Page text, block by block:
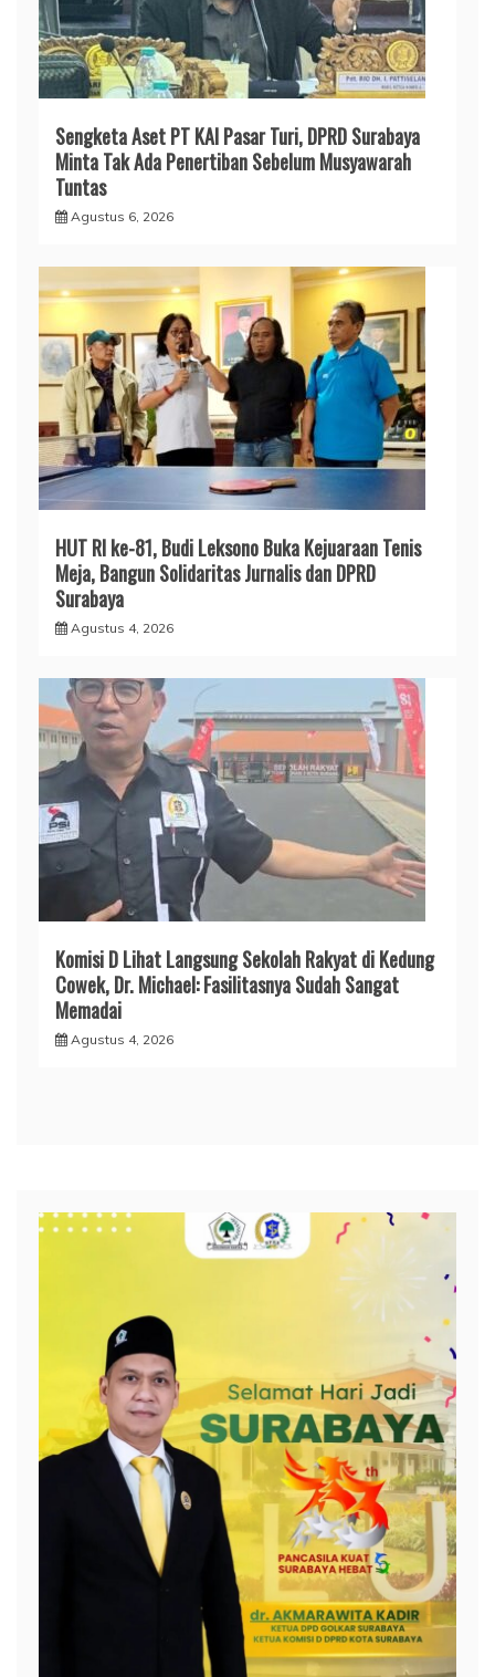
Sengketa Aset PT KAI Pasar Turi, DPRD Surabaya
Minta Tak Ada Penertiban Sebelum Musyawarah
Tuntas
Agustus 6, 2026
HUT RI ke-81, Budi Leksono Buka Kejuaraan Tenis
Meja, Bangun Solidaritas Jurnalis dan DPRD
Surabaya
Agustus 4, 2026
Komisi D Lihat Langsung Sekolah Rakyat di Kedung
Cowek, Dr. Michael: Fasilitasnya Sudah Sangat
Memadai
Agustus 4, 2026